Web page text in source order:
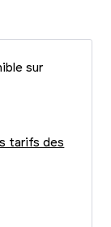
sur
tarifs des